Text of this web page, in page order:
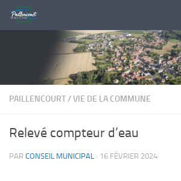
Skip to content
PAILLENCOURT/VIE DE LA COMMUNE
Relevé compteur d’eau
PAR CONSEIL MUNICIPAL · 16 FÉVRIER 2024